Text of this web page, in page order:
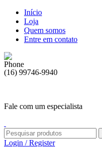
Início
Loja
Quem somos
Entre em contato
(16) 99746-9940
Fale com um especialista
Login / Register